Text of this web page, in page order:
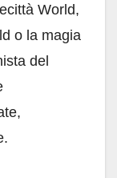
World,
o la magia
del